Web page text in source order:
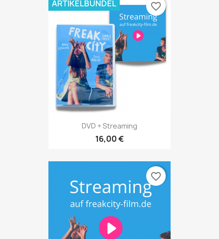
DVD + Streaming
16,00 €
ARTIKELBÜNDEL favorite_border
favorite_border